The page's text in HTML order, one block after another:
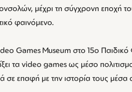
μέχρι τη σύγχρονη εποχή
φαινόμενο.
Games Museum στο 15ο
τα video games ως μέσο
σε επαφή με την ιστορία τους μέσα